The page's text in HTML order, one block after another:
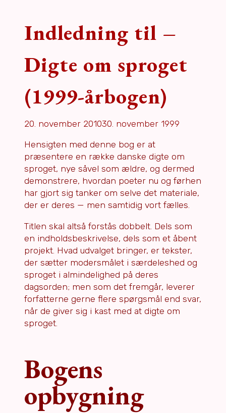
Indledning til –
Digte om sproget
(1999-årbogen)
20. november 201030. november 1999
Hensigten med denne bog er at
præsentere en række danske digte om
sproget, nye såvel som ældre, og dermed
demonstrere, hvordan poeter nu og førhen
har gjort sig tanker om selve det materiale,
der er deres — men samtidig vort fælles.
Titlen skal altså forstås dobbelt. Dels som
en indholdsbeskrivelse, dels som et åbent
projekt. Hvad udvalget bringer, er tekster,
der sætter modersmålet i særdeleshed og
sproget i almindelighed på deres
dagsorden; men som det fremgår, leverer
forfatterne gerne flere spørgsmål end svar,
når de giver sig i kast med at digte om
sproget.
Bogens
opbygning